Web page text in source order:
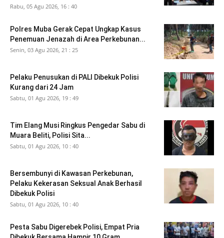
Rabu, 05 Agu 2026, 16 : 40
Polres Muba Gerak Cepat Ungkap Kasus
Penemuan Jenazah di Area Perkebunan...
Senin, 03 Agu 2026, 21 : 25
Pelaku Penusukan di PALI Dibekuk Polisi
Kurang dari 24 Jam
Sabtu, 01 Agu 2026, 19 : 49
Tim Elang Musi Ringkus Pengedar Sabu di
Muara Beliti, Polisi Sita...
Sabtu, 01 Agu 2026, 10 : 40
Bersembunyi di Kawasan Perkebunan,
Pelaku Kekerasan Seksual Anak Berhasil
Dibekuk Polisi
Sabtu, 01 Agu 2026, 10 : 40
Pesta Sabu Digerebek Polisi, Empat Pria